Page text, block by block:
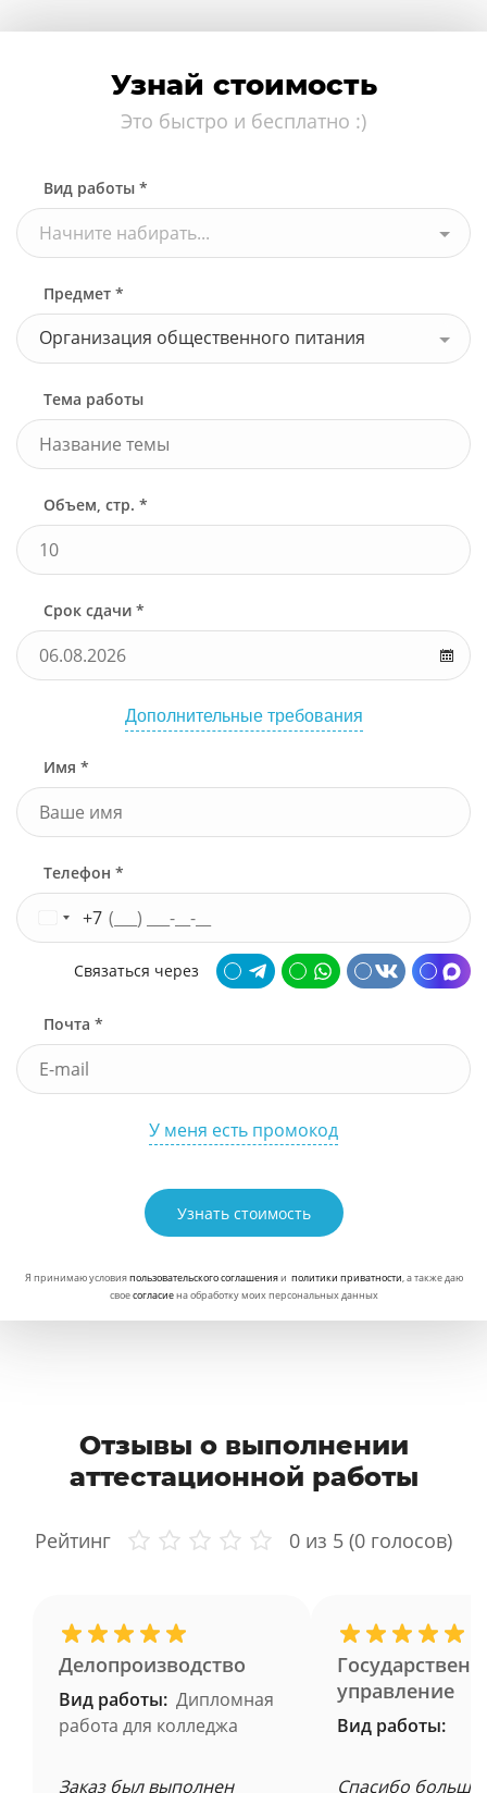
Узнай стоимость
Это быстро и бесплатно :)
Вид работы *
Начните набирать...
Предмет *
Организация общественного питания
Тема работы
Объем, стр. *
Срок сдачи *
Дополнительные требования
Имя *
Телефон *
+7
Связаться через
Почта *
У меня есть промокод
Узнать стоимость
Я принимаю условияпользовательского соглашенияи политики приватности, а также даю
своесогласиена обработку моих персональных данных
Отзывы о выполнении
аттестационной работы
Рейтинг 0 из 5 (0 голосов)
Делопроизводство
Вид работы: Дипломная
работа для колледжа
Заказ был выполнен
управление
Вид работы:
Спасибо